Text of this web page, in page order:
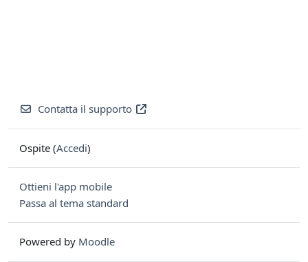
Contatta il supporto
Ospite (Accedi)
Ottieni l'app mobile
Passa al tema standard
Powered by Moodle